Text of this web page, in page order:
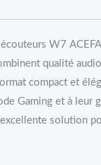
W7
qualité
compact et
Gaming et à leur
solution